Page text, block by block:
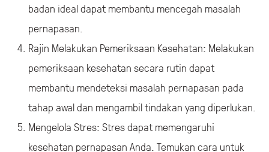
badan ideal dapat membantu mencegah masalah
pernapasan.
Rajin Melakukan Pemeriksaan Kesehatan: Melakukan
pemeriksaan kesehatan secara rutin dapat
membantu mendeteksi masalah pernapasan pada
tahap awal dan mengambil tindakan yang diperlukan.
Mengelola Stres: Stres dapat memengaruhi
kesehatan pernapasan Anda. Temukan cara untuk